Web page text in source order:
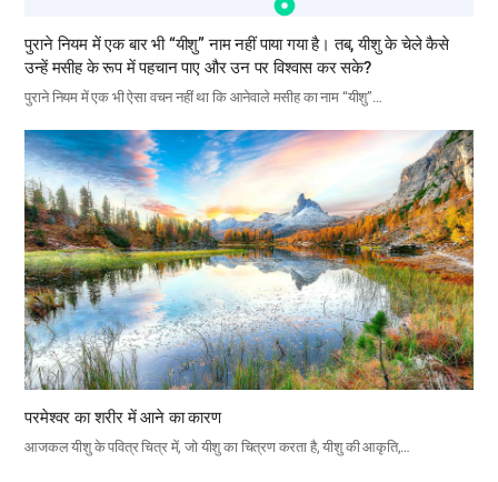
पुराने नियम में एक बार भी “यीशु” नाम नहीं पाया गया है। तब, यीशु के चेले कैसे
उन्हें मसीह के रूप में पहचान पाए और उन पर विश्वास कर सके?
पुराने नियम में एक भी ऐसा वचन नहीं था कि आनेवाले मसीह का नाम “यीशु”…
परमेश्वर का शरीर में आने का कारण
आजकल यीशु के पवित्र चित्र में, जो यीशु का चित्रण करता है, यीशु की आकृति,…